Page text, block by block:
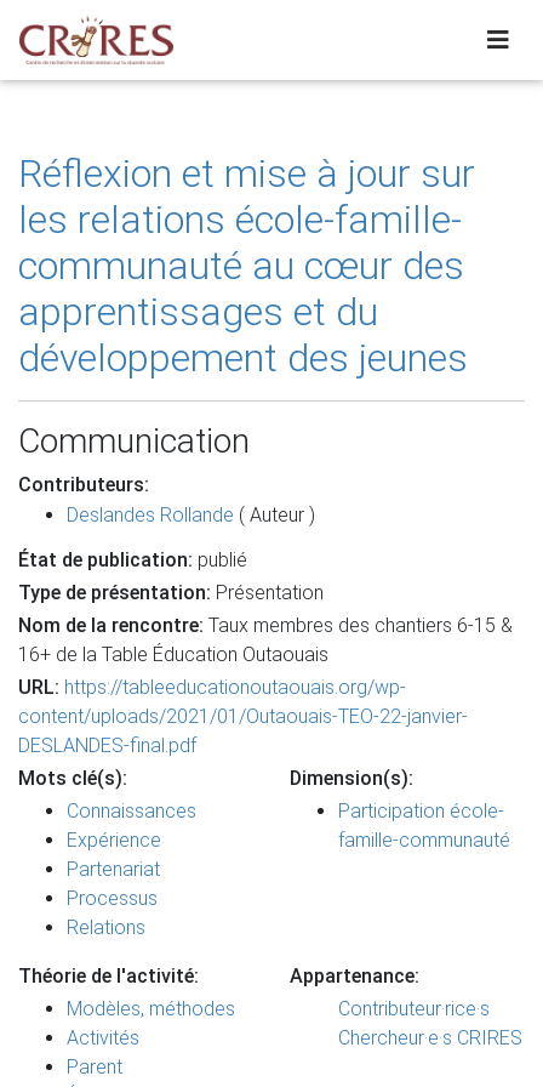
Réflexion et mise à jour sur
les relations école-famille-
communauté au cœur des
apprentissages et du
développement des jeunes
Communication
Contributeurs:
Deslandes Rollande ( Auteur )
État de publication: publié
Type de présentation: Présentation
Nom de la rencontre: Taux membres des chantiers 6-15 &
16+ de la Table Éducation Outaouais
URL: https://tableeducationoutaouais.org/wp-
content/uploads/2021/01/Outaouais-TEO-22-janvier-
DESLANDES-final.pdf
Mots clé(s):
Connaissances
Expérience
Partenariat
Processus
Relations
Dimension(s):
Participation école-
famille-communauté
Théorie de l'activité:
Modèles, méthodes
Activités
Parent
Appartenance:
Contributeur·rice·s
Chercheur·e·s CRIRES